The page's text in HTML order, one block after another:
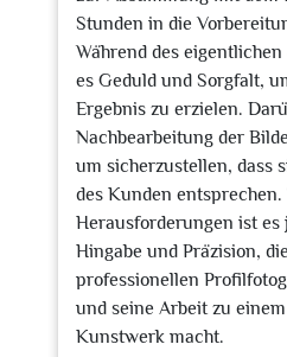
Stunden in die
Während des
es Geduld und Sorgfalt,
Ergebnis zu erzielen.
Nachbearbeitung der
um sicherzustellen, dass
des Kunden entsprechen.
Herausforderungen ist es
Hingabe und Präzision,
professionellen
und seine Arbeit zu
Kunstwerk macht.